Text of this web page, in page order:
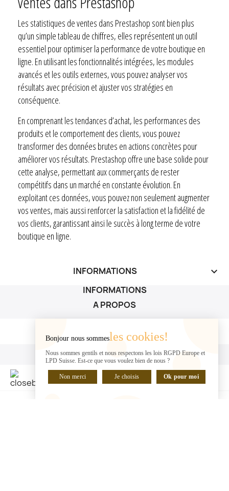
Les statistiques de ventes dans Prestashop sont bien plus
qu’un simple tableau de chiffres, elles représentent un outil
essentiel pour optimiser la performance de votre boutique en
ligne. En utilisant les fonctionnalités intégrées, les modules
avancés et les outils externes, vous pouvez analyser vos
résultats avec précision et ajuster vos stratégies en
conséquence.
En comprenant les tendances d’achat, les performances des
produits et le comportement des clients, vous pouvez
transformer des données brutes en actions concrètes pour
améliorer vos résultats. Prestashop offre une base solide pour
cette analyse, permettant aux commerçants de rester
compétitifs dans un marché en constante évolution. En
exploitant ces données, vous pouvez non seulement augmenter
vos ventes, mais aussi renforcer la satisfaction et la fidélité de
vos clients, garantissant ainsi le succès à long terme de votre
boutique en ligne.
INFORMATIONS keyboard_arrow_down
INFORMATIONS
A PROPOS
A PROPOS
VOTRE COMPTE
VOTRE COMPTE
Bonjour nous sommesles cookies!
Nous sommes gentils et nous respectons les lois RGPD Europe et
LPD Suisse. Est-ce que vous voulez bien de nous ?
Non merci Je choisis Ok pour moi
DISCUTER EN LIGNE